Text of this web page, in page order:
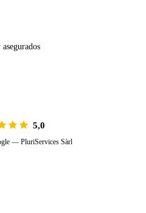
5,0
— PluriServices Sàrl